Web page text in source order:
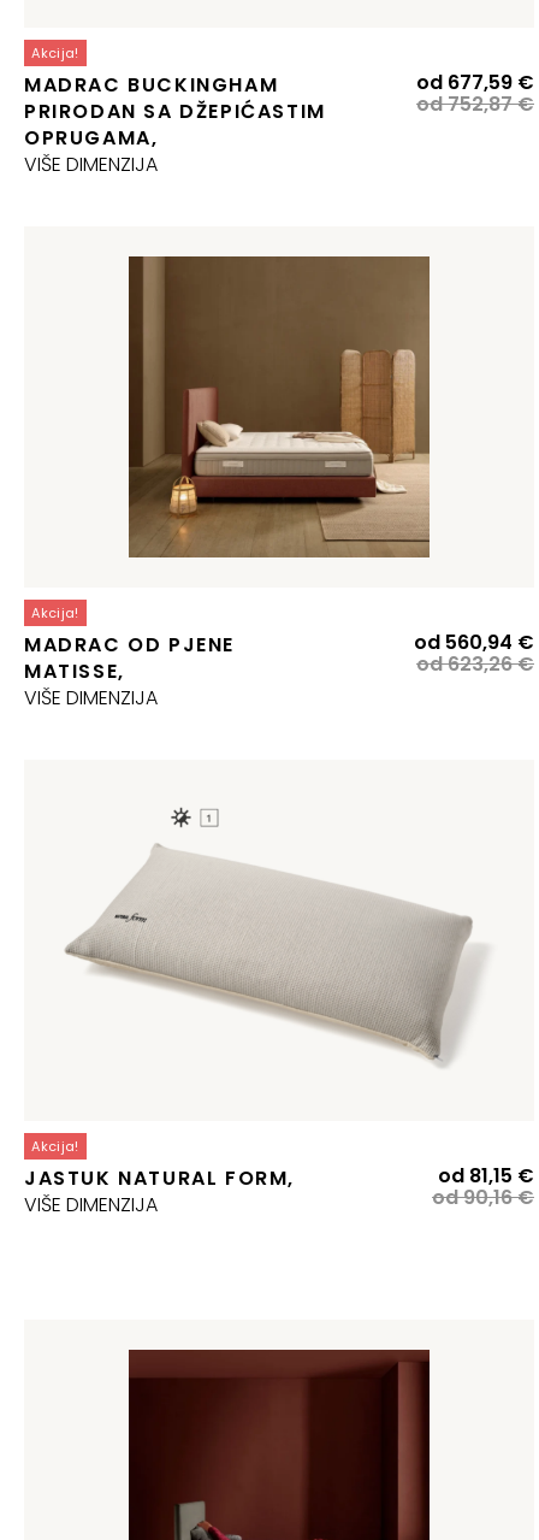
Akcija!
MADRAC BUCKINGHAM
PRIRODAN SA DŽEPIĆASTIM
OPRUGAMA,
VIŠE DIMENZIJA
od752,87€
od 677,59 €
Akcija!
MADRAC OD PJENE
MATISSE,
VIŠE DIMENZIJA
od623,26€
od 560,94 €
Akcija!
JASTUK NATURAL FORM,
VIŠE DIMENZIJA
od90,16€
od 81,15 €